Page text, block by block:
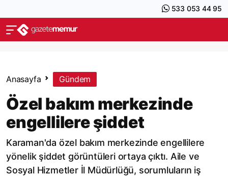
533 053 44 95
Anasayfa Gündem
Özel bakım merkezinde
engellilere şiddet
Karaman'da özel bakım merkezinde engellilere
yönelik şiddet görüntüleri ortaya çıktı. Aile ve
Sosyal Hizmetler İl Müdürlüğü, sorumluların iş